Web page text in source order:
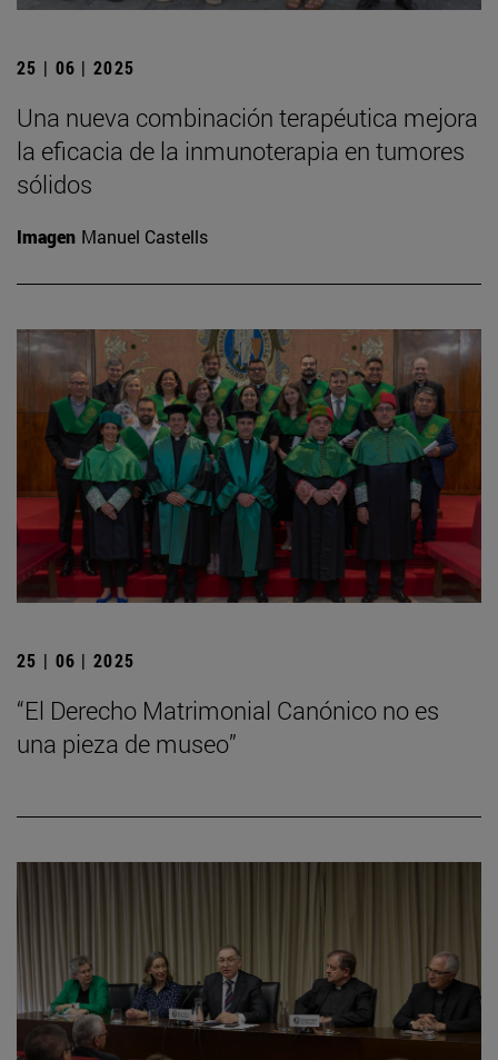
25 | 06 | 2025
Una nueva combinación terapéutica mejora
la eficacia de la inmunoterapia en tumores
sólidos
Imagen Manuel Castells
25 | 06 | 2025
“El Derecho Matrimonial Canónico no es
una pieza de museo”